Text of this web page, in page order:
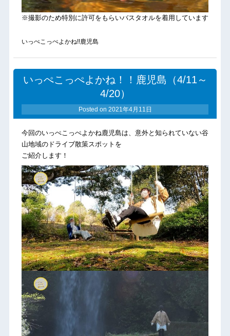
※撮影のため特別に許可をもらいバスタオルを着用しています
いっぺこっぺよかね!!鹿児島
いっぺこっぺよかね！！鹿児島（4/11～
4/20）
Posted on 2021年4月11日
今回のいっぺこっぺよかね鹿児島は、意外と知られていない谷
山地域のドライブ散策スポットを
ご紹介します！